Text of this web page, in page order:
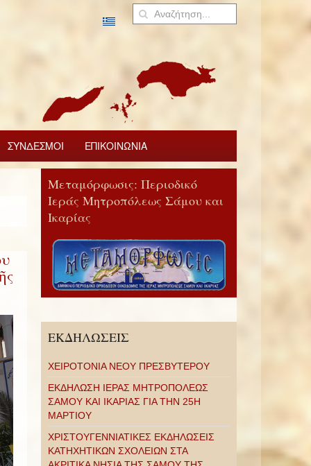
ΣΥΝΔΕΣΜΟΙ ΕΠΙΚΟΙΝΩΝΙΑ
Μεταμόρφωσις: Περιοδικό
Ιεράς Μητροπόλεως Σάμου και
Ικαρίας
ΕΚΔΗΛΩΣΕΙΣ
ΧΕΙΡΟΤΟΝΙΑ ΝΕΟΥ ΠΡΕΣΒΥΤΕΡΟΥ
ΕΚΔΗΛΩΣΗ ΙΕΡΑΣ ΜΗΤΡΟΠΟΛΕΩΣ
ΣΑΜΟΥ ΚΑΙ ΙΚΑΡΙΑΣ ΓΙΑ ΤΗΝ 25Η
ΜΑΡΤΙΟΥ
ΧΡΙΣΤΟΥΓΕΝΝΙΑΤΙΚΕΣ ΕΚΔΗΛΩΣΕΙΣ
ΚΑΤΗΧΗΤΙΚΩΝ ΣΧΟΛΕΙΩΝ ΣΤΑ